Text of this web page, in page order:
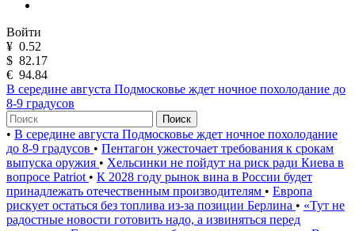
Войти
¥ 0.52
$ 82.17
€ 94.84
В середине августа Подмосковье ждет ночное похолодание до
8-9 градусов
Поиск
• В середине августа Подмосковье ждет ночное похолодание
до 8-9 градусов • Пентагон ужесточает требования к срокам
выпуска оружия • Хельсинки не пойдут на риск ради Киева в
вопросе Patriot • К 2028 году рынок вина в России будет
принадлежать отечественным производителям • Европа
рискует остаться без топлива из-за позиции Берлина • «Тут не
радостные новости готовить надо, а извиняться перед